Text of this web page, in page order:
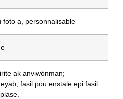
foto a, personnalisable
ak anviwònman;
fasil pou enstale epi fasil